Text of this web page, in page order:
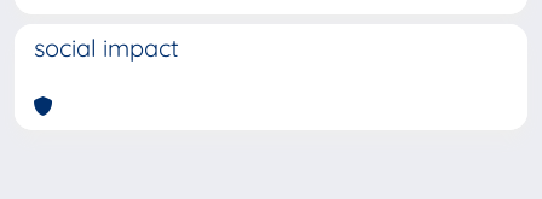
social impact